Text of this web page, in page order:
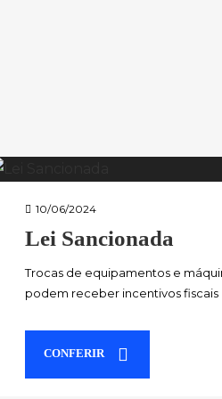
10/06/2024
Lei Sancionada
Trocas de equipamentos e
podem receber incentivos fiscais
CONFERIR